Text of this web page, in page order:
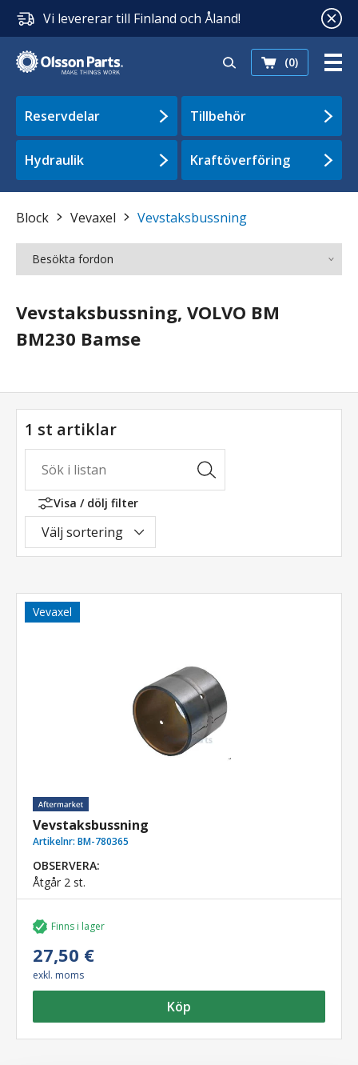
Vi levererar till Finland och Åland!
(0)
Reservdelar Tillbehör
Hydraulik Kraftöverföring
Block Vevaxel Vevstaksbussning
Besökta fordon
Vevstaksbussning, VOLVO BM
BM230 Bamse
1 st artiklar
Visa / dölj filter
Välj sortering
Vevaxel
Vevstaksbussning
Artikelnr: BM-780365
OBSERVERA:
Åtgår 2 st.
Finns i lager
27,50 €
exkl. moms
Köp